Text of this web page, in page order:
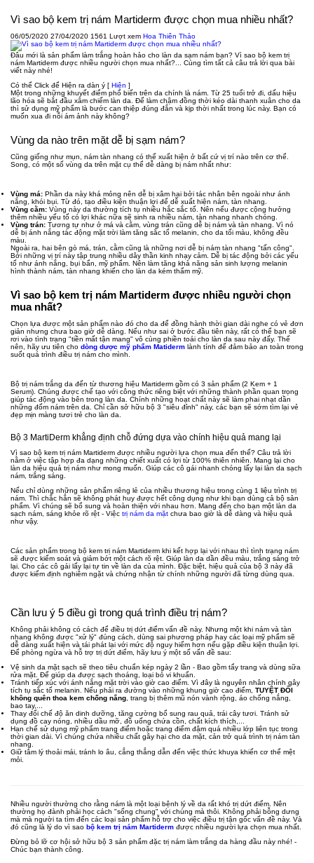
Vì sao bộ kem trị nám Martiderm được chọn mua nhiều nhất?
06/05/2020 27/04/2020 1561 Lượt xem Hoa Thiên Thảo
Đâu mới là sản phẩm làm trắng hoàn hảo cho làn da sạm nám bạn? Vì sao bộ kem trị
nám Martiderm được nhiều người chọn mua nhất?... Cùng tìm tất cả câu trả lời qua bài
viết này nhé!
Có thể Click để Hiện ra dàn ý [ Hiện ]
Một trong những khuyết điểm phổ biến trên da chính là nám. Từ 25 tuổi trở đi, dấu hiệu
lão hóa sẽ bắt đầu xâm chiếm làn da. Để làm chậm đồng thời kéo dài thanh xuân cho da
thì sử dụng mỹ phẩm là bước can thiệp đúng đắn và kịp thời nhất trong lúc này. Bạn có
muốn xua đi nỗi ám ảnh này không?
Vùng da nào trên mặt dễ bị sạm nám?
Cũng giống như mụn, nám tàn nhang có thể xuất hiện ở bất cứ vị trí nào trên cơ thể.
Song, có một số vùng da trên mặt cụ thể dễ dàng bị nám nhất như:
Vùng má: Phần da này khá mỏng nên dễ bị xâm hại bởi tác nhân bên ngoài như ánh
nắng, khói bụi. Từ đó, tạo điều kiện thuận lợi để dễ xuất hiện nám, tàn nhang.
Vùng cằm: Vùng này da thường tích tụ nhiều hắc sắc tố. Nên nếu được cộng hưởng
thêm nhiều yếu tố có lợi khác nữa sẽ sinh ra nhiều nám, tàn nhang nhanh chóng.
Vùng trán: Tương tự như ở má và cằm, vùng trán cũng dễ bị nám và tàn nhang. Vì nó
dễ bị ánh nắng tác động mặt trời làm tăng sắc tố melanin, cho da tối màu, không đều
màu.
Ngoài ra, hai bên gò má, trán, cằm cũng là những nơi dễ bị nám tàn nhang "tấn công".
Bởi những vị trí này tập trung nhiều dây thần kinh nhạy cảm. Dễ bị tác động bởi các yếu
tố như ánh nắng, bụi bẩn, mỹ phẩm. Nên làm tăng khả năng sản sinh lượng melanin
hình thành nám, tàn nhang khiến cho làn da kém thẩm mỹ.
Vì sao bộ kem trị nám Martiderm được nhiều người chọn
mua nhất?
Chọn lựa được một sản phẩm nào đó cho da để đồng hành thời gian dài nghe có vẻ đơn
giản nhưng chưa bao giờ dễ dàng. Nếu như sai ở bước đầu tiên này, rất có thể bạn sẽ
rơi vào tình trạng "tiền mất tận mang" vô cùng phiền toái cho làn da sau này đấy. Thế
nên, hãy ưu tiên cho dòng dược mỹ phẩm Matiderm lành tính để đảm bảo an toàn trong
suốt quá trình điều trị nám cho mình.
Bộ trị nám trắng da đến từ thương hiệu Martiderm gồm có 3 sản phẩm (2 Kem + 1
Serum). Chúng được chế tạo với công thức riêng biệt với những thành phần quan trọng
giúp tác động vào bên trong làn da. Chính những hoạt chất này sẽ làm phai nhạt dần
những đốm nám trên da. Chỉ cần sở hữu bộ 3 "siêu đỉnh" này, các bạn sẽ sớm tìm lại vẻ
đẹp mịn màng tươi trẻ cho làn da.
Bộ 3 MartiDerm khẳng định chỗ đứng dựa vào chính hiệu quả mang lại
Vì sao bộ kem trị nám Martiderm được nhiều người lựa chọn mua đến thế? Câu trả lời
nằm ở việc tập hợp đa dạng những chiết xuất có lợi từ 100% thiên nhiên. Mang lại cho
làn da hiệu quả trị nám như mong muốn. Giúp các cô gái nhanh chóng lấy lại làn da sạch
nám, trắng sáng.
Nếu chỉ dùng những sản phẩm riêng lẻ của nhiều thương hiệu trong cùng 1 liệu trình trị
nám. Thì chắc hẳn sẽ không phát huy được hết công dụng như khi bạn dùng cả bộ sản
phẩm. Vì chúng sẽ bổ sung và hoàn thiện với nhau hơn. Mang đến cho bạn một làn da
sạch nám, sáng khỏe rõ rệt - Việc trị nám da mặt chưa bao giờ là dễ dàng và hiệu quả
như vậy.
Các sản phẩm trong bộ kem trị nám Martiderm khi kết hợp lại với nhau thì tình trạng nám
sẽ được kiểm soát và giảm bớt một cách rõ rệt. Giúp làn da dần đều màu, trắng sáng trở
lại. Cho các cô gái lấy lại tự tin về làn da của mình. Đặc biệt, hiệu quả của bộ 3 này đã
được kiểm định nghiêm ngặt và chứng nhận từ chính những người đã từng dùng qua.
Cần lưu ý 5 điều gì trong quá trình điều trị nám?
Không phải không có cách để điều trị dứt điểm vấn đề này. Nhưng một khi nám và tàn
nhang không được "xử lý" đúng cách, dùng sai phương pháp hay các loại mỹ phẩm sẽ
dễ dàng xuất hiện và tái phát lại với mức độ nguy hiểm hơn nếu gặp điều kiện thuận lợi.
Để phòng ngừa và hỗ trợ trị dứt điểm, hãy lưu ý một số vấn đề sau:
Vệ sinh da mặt sạch sẽ theo tiêu chuẩn kép ngày 2 lần - Bao gồm tẩy trang và dùng sữa
rửa mặt. Để giúp da được sạch thoáng, loại bỏ vi khuẩn.
Tránh tiếp xúc với ánh nắng mặt trời vào giờ cao điểm. Vì đây là nguyên nhân chính gây
tích tụ sắc tố melanin. Nếu phải ra đường vào những khung giờ cao điểm, TUYỆT ĐỐI
không quên thoa kem chống nắng , trang bị thêm mũ nón vành rộng, áo chống nắng,
bao tay,...
Thay đổi chế độ ăn dinh dưỡng, tăng cường bổ sung rau quả, trái cây tươi. Tránh sử
dụng đồ cay nóng, nhiều dầu mỡ, đồ uống chứa cồn, chất kích thích,...
Hạn chế sử dụng mỹ phẩm trang điểm hoặc trang điểm đậm quá nhiều lớp liên tục trong
thời gian dài. Vì chúng chứa nhiều chất gây hại cho da mặt, cản trở quá trình trị nám tàn
nhang.
Giữ tâm lý thoải mái, tránh lo âu, cẳng thẳng dẫn đến việc thức khuya khiến cơ thể mệt
mỏi.
Nhiều người thường cho rằng nám là một loại bệnh lý về da rất khó trị dứt điểm. Nên
thường họ đành phải học cách "sống chung" với chúng mà thôi. Không phải bỗng dưng
mà mà người ta tìm đến các loại sản phẩm hỗ trợ cho việc điều trị tận gốc vấn đề này. Và
đó cũng là lý do vì sao bộ kem trị nám Martiderm được nhiều người lựa chọn mua nhất.
Đừng bỏ lỡ cơ hội sở hữu bộ 3 sản phẩm đặc trị nám làm trắng da hàng đầu này nhé! -
Chúc bạn thành công.